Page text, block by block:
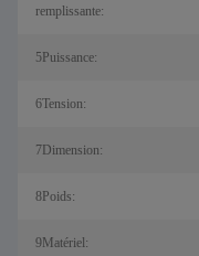
remplissante:
5Puissance:
6Tension:
7Dimension:
8Poids:
9Matériel: